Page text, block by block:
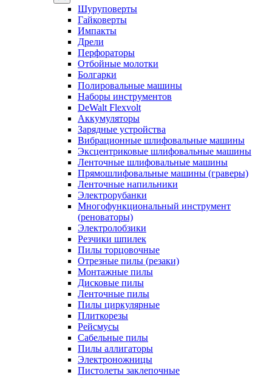
Шуруповерты
Гайковерты
Импакты
Дрели
Перфораторы
Отбойные молотки
Болгарки
Полировальные машины
Наборы инструментов
DeWalt Flexvolt
Аккумуляторы
Зарядные устройства
Вибрационные шлифовальные машины
Эксцентриковые шлифовальные машины
Ленточные шлифовальные машины
Прямошлифовальные машины (граверы)
Ленточные напильники
Электрорубанки
Многофункциональный инструмент
(реноваторы)
Электролобзики
Резчики шпилек
Пилы торцовочные
Отрезные пилы (резаки)
Монтажные пилы
Дисковые пилы
Ленточные пилы
Пилы циркулярные
Плиткорезы
Рейсмусы
Сабельные пилы
Пилы аллигаторы
Электроножницы
Пистолеты заклепочные